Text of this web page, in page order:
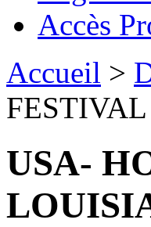
Accès
Accueil >
USA-